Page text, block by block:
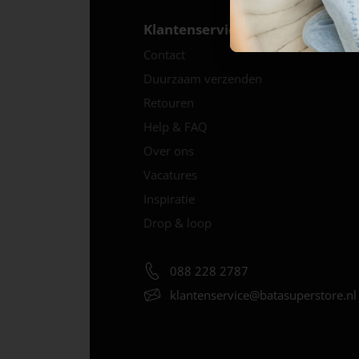
Klantenservice
Contact
Duurzaam verzenden
Retouren
Help & FAQ
Over ons
Vacatures
Inspiratie
Drop & loop
088 228 2787
klantenservice@batasuperstore.nl